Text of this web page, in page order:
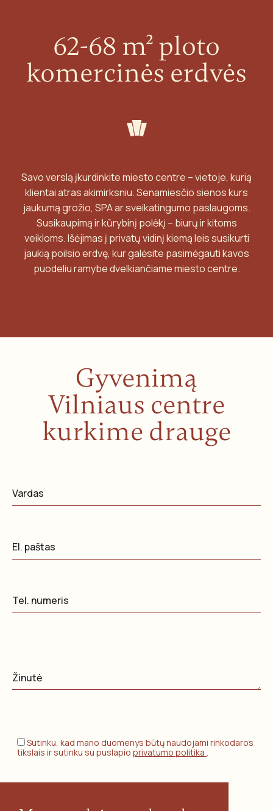
62-68 m² ploto
komercinės erdvės
Savo verslą įkurdinkite miesto centre – vietoje, kurią
klientai atras akimirksniu. Senamiesčio sienos kurs
jaukumą grožio, SPA ar sveikatingumo paslaugoms.
Susikaupimą ir kūrybinį polėkį – biurų ir kitoms
veikloms. Išėjimas į privatų vidinį kiemą leis susikurti
jaukią poilsio erdvę, kur galėsite pasimėgauti kavos
puodeliu ramybe dvelkiančiame miesto centre.
Gyvenimą
Vilniaus centre
kurkime drauge
Sutinku, kad mano duomenys būtų naudojami rinkodaros
tikslais ir sutinku su puslapio privatumo politika .